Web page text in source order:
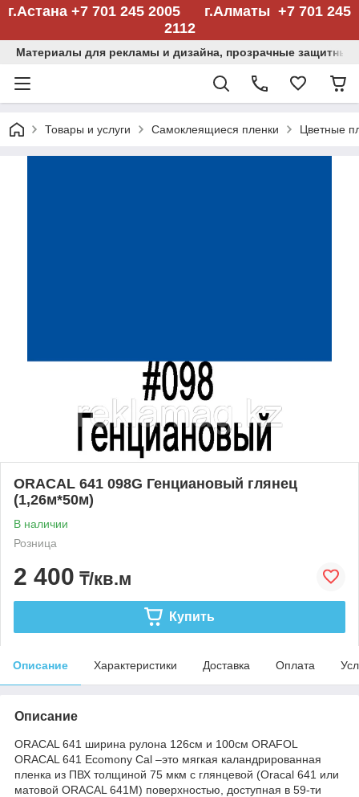
г.Астана +7 701 245 2005 г.Алматы +7 701 245
2112
Материалы для рекламы и дизайна, прозрачные защитные
Товары и услуги Самоклеящиеся пленки Цветные
ORACAL 641 098G Генциановый глянец
(1,26м*50м)
В наличии
Розница
2 400 ₸/кв.м
Купить
Описание Характеристики Доставка Оплата
Описание
ORACAL 641 ширина рулона 126см и 100см ORAFOL
ORACAL 641 Ecomony Cal –это мягкая каландрированная
пленка из ПВХ толщиной 75 мкм с глянцевой (Oracal 641 или
матовой ORACAL 641M) поверхностью, доступная в 59-ти